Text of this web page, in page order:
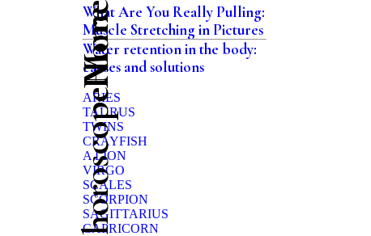
Home
What Are You Really Pulling:
Muscle Stretching in Pictures
Water retention in the body:
causes and solutions
ARIES
TAURUS
TWINS
CRAYFISH
A LION
VIRGO
SCALES
SCORPION
SAGITTARIUS
CAPRICORN